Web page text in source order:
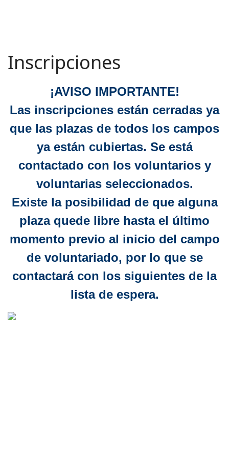
Inscripciones
¡AVISO IMPORTANTE!
Las inscripciones están cerradas ya
que las plazas de todos los campos
ya están cubiertas. Se está
contactado con los voluntarios y
voluntarias seleccionados.
Existe la posibilidad de que alguna
plaza quede libre hasta el último
momento previo al inicio del campo
de voluntariado, por lo que se
contactará con los siguientes de la
lista de espera.